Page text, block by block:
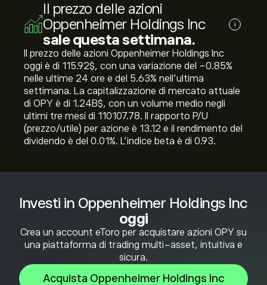
Investi in Oppenheimer Holdings Inc
oggi
Crea un account eToro per acquistare azioni OPY su
una piattaforma di trading multi-asset, intuitiva e
sicura.
Acquista Oppenheimer Holdings Inc
Il prezzo delle azioni
Oppenheimer Holdings Inc
sale questa settimana.
i
Il prezzo delle azioni Oppenheimer Holdings Inc
oggi è di 115.92‎$‎, con una variazione del ‎-0.85‎%
nelle ultime 24 ore e del ‎5.63‎% nell'ultima
settimana. La capitalizzazione di mercato attuale
di OPY è di 1.24B‎$‎, con un volume medio negli
ultimi tre mesi di 110107.78. Il rapporto P/U
(prezzo/utile) per azione è 13.12 e il rendimento del
dividendo è del 0.01%. L'indice beta è di 0.93.